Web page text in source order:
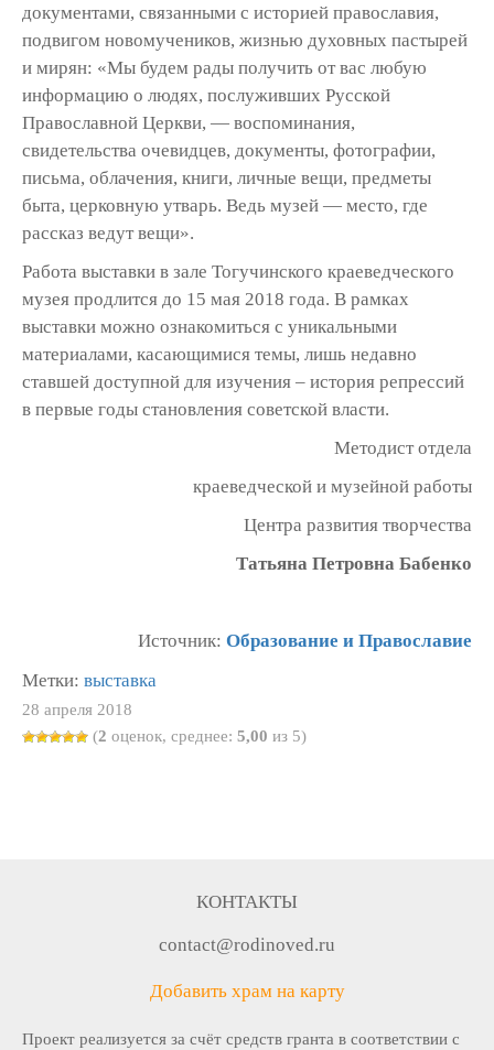
документами, связанными с историей православия,
подвигом новомучеников, жизнью духовных пастырей
и мирян: «Мы будем рады получить от вас любую
информацию о людях, послуживших Русской
Православной Церкви, — воспоминания,
свидетельства очевидцев, документы, фотографии,
письма, облачения, книги, личные вещи, предметы
быта, церковную утварь. Ведь музей — место, где
рассказ ведут вещи».
Работа выставки в зале Тогучинского краеведческого
музея продлится до 15 мая 2018 года. В рамках
выставки можно ознакомиться с уникальными
материалами, касающимися темы, лишь недавно
ставшей доступной для изучения – история репрессий
в первые годы становления советской власти.
Методист отдела
краеведческой и музейной работы
Центра развития творчества
Татьяна Петровна Бабенко
Источник: Образование и Православие
Метки: выставка
28 апреля 2018
(2 оценок, среднее: 5,00 из 5)
КОНТАКТЫ
contact@rodinoved.ru
Добавить храм на карту
Проект реализуется за счёт средств гранта в соответствии c